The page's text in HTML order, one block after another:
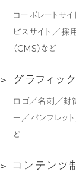
支
作
コーポレートサイ
ビスサイト／採
（CMS）など
グ
ク
グラフ ィ ッ ク
ロゴ／名刺／封
ー／パンフレッ
ど
コ コ ン テ ン ツ